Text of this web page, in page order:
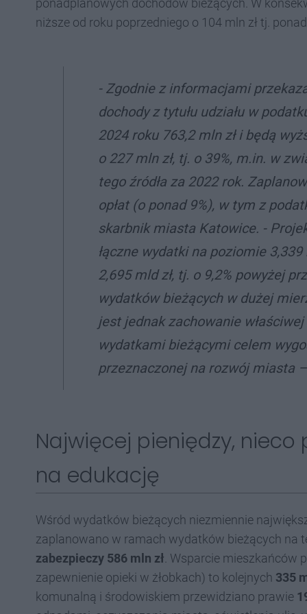
ponadplanowych dochodów bieżących. W
niższe od roku poprzedniego o 104 mln zł tj. ponad
- Zgodnie z informacjami
dochody z tytułu udziału w
2024 roku 763,2 mln zł i będą
o 227 mln zł, tj. o 39%, m.in. w
tego źródła za 2022 rok.
opłat (o ponad 9%), w tym z
skarbnik miasta Katowice. -
łączne wydatki na poziomie
2,695 mld zł, tj. o 9,2% powyżej
wydatków bieżących w dużej
jest jednak zachowanie
wydatkami bieżącymi celem
przeznaczonej na rozwój miasta
Najwięcej pieniędzy, nieco
na edukację
Wśród wydatków bieżących niezmiennie
zaplanowano w ramach wydatków bieżących na
zabezpieczy 586 mln zł . Wsparcie mieszkańców
zapewnienie opieki w żłobkach) to kolejnych 335
komunalną i środowiskiem przewidziano prawie